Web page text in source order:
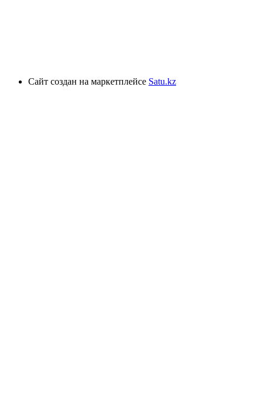
Сайт создан на маркетплейсе Satu.kz